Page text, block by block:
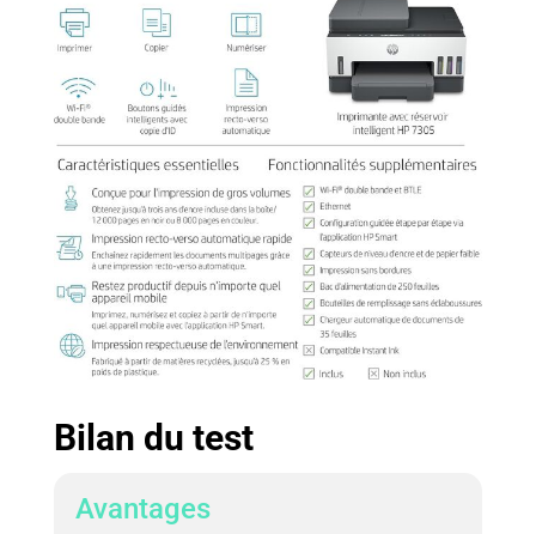
Bilan du test
Avantages